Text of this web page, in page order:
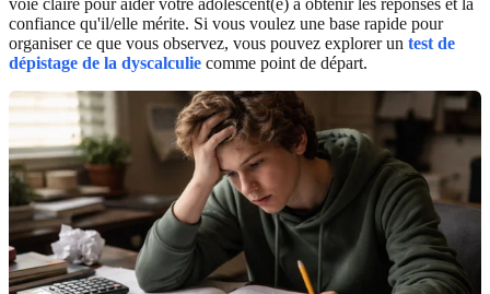
confiance qu'il/elle mérite. Si vous voulez une base rapide pour
organiser ce que vous observez, vous pouvez explorer un test de
dépistage de la dyscalculie comme point de départ.